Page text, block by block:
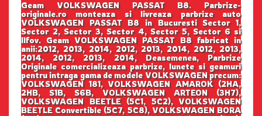
Geam VOLKSWAGEN PASSAT B8. Parbrize-
originale.ro monteaza si livreaza parbrize auto
VOLKSWAGEN PASSAT B8 in Bucuresti Sector 1,
Sector 2, Sector 3, Sector 4, Sector 5, Sector 6 si
Ilfov. Geam VOLKSWAGEN PASSAT B8 fabricat in
anii:2012, 2013, 2014, 2012, 2013, 2014, 2012, 2013,
2014, 2012, 2013, 2014, Deasemenea, Parbrize
Originale comercializeaza parbrize, lunete si geamuri
pentru intraga gama de modele VOLKSWAGEN precum:
VOLKSWAGEN 181, VOLKSWAGEN AMAROK (2HA,
2HB, S1B, S6B, VOLKSWAGEN ARTEON (3H7),
VOLKSWAGEN BEETLE (5C1, 5C2), VOLKSWAGEN
BEETLE Convertible (5C7, 5C8), VOLKSWAGEN BORA